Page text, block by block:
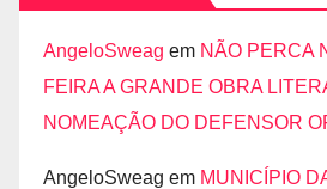
AngeloSweag em NÃO PERCA
FEIRA A GRANDE OBRA
NOMEAÇÃO DO DEFENSOR
AngeloSweag em MUNICÍPIO